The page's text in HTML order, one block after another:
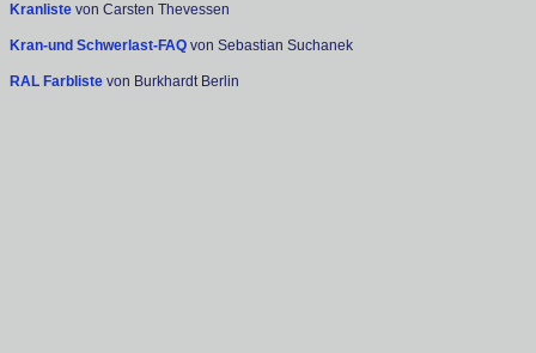
Kranliste von Carsten Thevessen
Kran-und Schwerlast-FAQ von Sebastian Suchanek
RAL Farbliste von Burkhardt Berlin